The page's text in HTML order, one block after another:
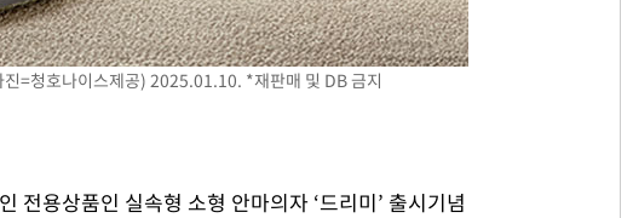
=청호나이스제공) 2025.01.10. *재판매 및 DB 금지
전용상품인 실속형 소형 안마의자 ‘드리미’ 출시기념
3
축구협회, 15년 전 심판 성 접대 파문에 "현
재는 내부 지침 준수"
4 방은희, 母 고독사에 오열 "이틀 만에 발견"